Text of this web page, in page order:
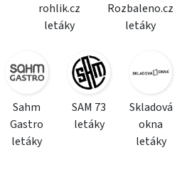
rohlik.cz
letáky
Rozbaleno.cz
letáky
Sahm
Gastro
letáky
SAM 73
letáky
Skladová
okna
letáky